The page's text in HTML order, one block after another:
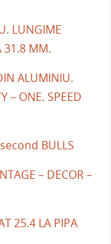
LUNGIME
31.8 MM.
ALUMINIU.
– ONE. SPEED
BULLS
– DECOR –
25.4 LA PIPA